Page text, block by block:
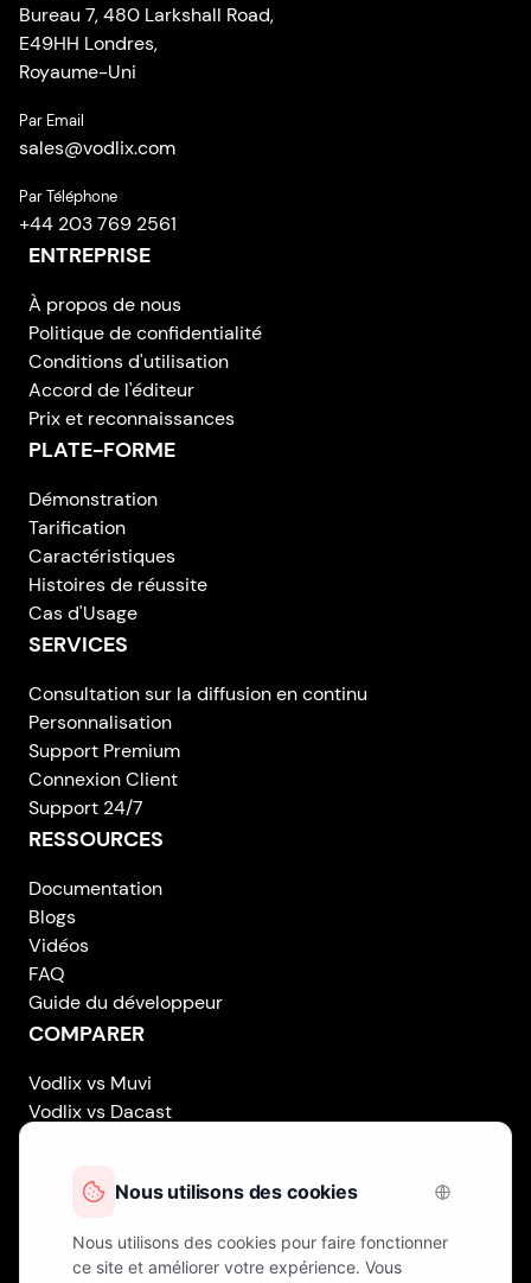
Bureau 7, 480 Larkshall Road,
E49HH Londres,
Royaume-Uni
Par Email
sales@vodlix.com
Par Téléphone
+44 203 769 2561
ENTREPRISE
À propos de nous
Politique de confidentialité
Conditions d'utilisation
Accord de l'éditeur
Prix et reconnaissances
PLATE-FORME
Démonstration
Tarification
Caractéristiques
Histoires de réussite
Cas d'Usage
SERVICES
Consultation sur la diffusion en continu
Personnalisation
Support Premium
Connexion Client
Support 24/7
RESSOURCES
Documentation
Blogs
Vidéos
FAQ
Guide du développeur
COMPARER
Vodlix vs Muvi
Vodlix vs Dacast
Vodlix vs Brightcove